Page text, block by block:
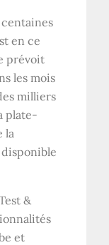
centaines
en ce
prévoit
les mois
milliers
plate-
la
&
et